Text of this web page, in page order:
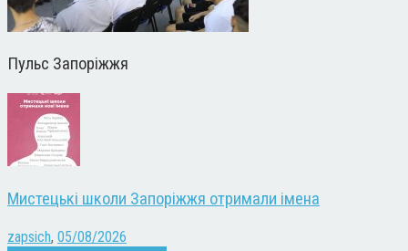
Пульс Запоріжжя
Мистецькі школи Запоріжжя отримали імена
zapsich, 05/08/2026